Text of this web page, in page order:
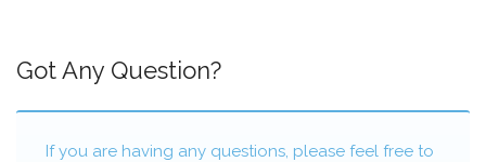
Got Any Question?
If you are having any questions, please feel free to